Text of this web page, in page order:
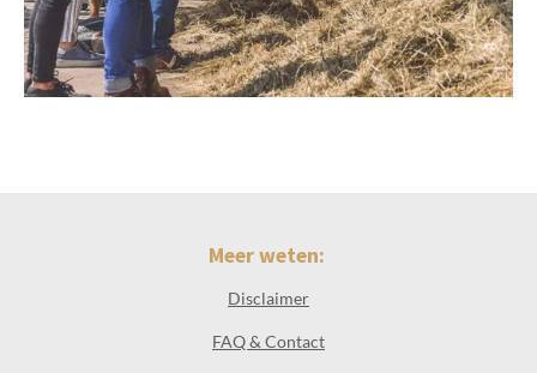
Meer weten:
Disclaimer
FAQ & Contact